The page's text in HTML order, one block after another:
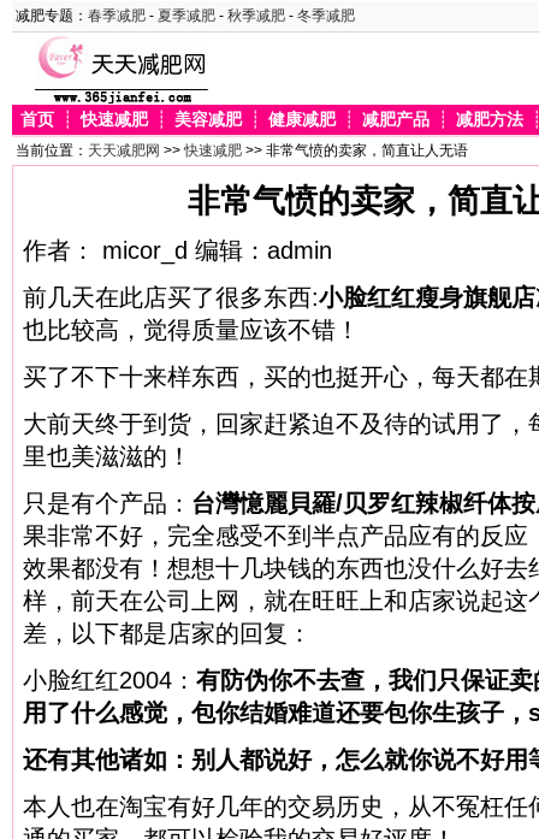
减肥专题： 春季减肥 - 夏季减肥 - 秋季减肥 - 冬季减肥
首页 ┊ 快速减肥 ┊ 美容减肥 ┊ 健康减肥 ┊ 减肥产品 ┊ 减肥方法
当前位置： 天天减肥网 >>快速减肥 >> 非常气愤的卖家，简直让人无语
非常气愤的卖家，简直
作者： micor_d 编辑：admin
前几天在此店买了很多东西:小脸红红瘦身旗舰店
也比较高，觉得质量应该不错！
买了不下十来样东西，买的也挺开心，每天都在
大前天终于到货，回家赶紧迫不及待的试用了
里也美滋滋的！
只是有个产品： 台灣憶麗貝羅/贝罗红辣椒纤体
果非常不好，完全感受不到半点产品应有的反应
效果都没有！想想十几块钱的东西也没什么好去
样，前天在公司上网，就在旺旺上和店家说起这
差，以下都是店家的回复：
小脸红红2004： 有防伪你不去查，我们只保证
用了什么感觉，包你结婚难道还要包你生孩子
还有其他诸如：别人都说好，怎么就你说不好用
本人也在淘宝有好几年的交易历史，从不冤枉任